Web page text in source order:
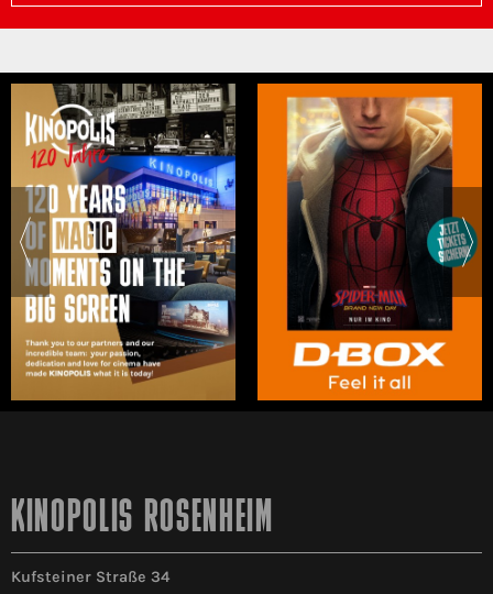
KINOPOLIS ROSENHEIM
Kufsteiner Straße 34